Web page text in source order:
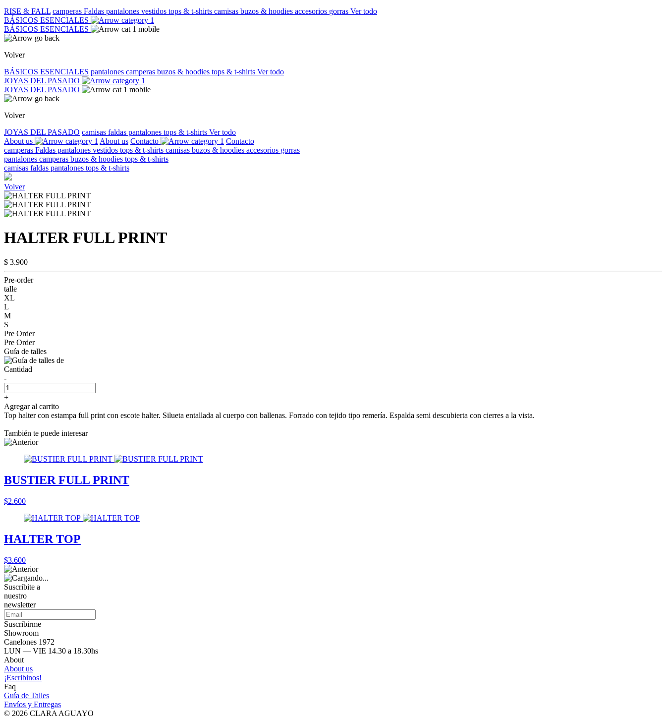
RISE & FALL camperas Faldas pantalones vestidos tops & t-shirts camisas buzos & hoodies accesorios gorras Ver todo
BÁSICOS ESENCIALES
BÁSICOS ESENCIALES
Volver
BÁSICOS ESENCIALES pantalones camperas buzos & hoodies tops & t-shirts Ver todo
JOYAS DEL PASADO
JOYAS DEL PASADO
Volver
JOYAS DEL PASADO camisas faldas pantalones tops & t-shirts Ver todo
About us
About us Contacto
Contacto
camperas Faldas pantalones vestidos tops & t-shirts camisas buzos & hoodies accesorios gorras
pantalones camperas buzos & hoodies tops & t-shirts
camisas faldas pantalones tops & t-shirts
Volver
HALTER FULL PRINT
$ 3.900
Pre-order
talle
XL
L
M
S
Pre Order
Pre Order
Guía de talles
Cantidad
-
+
Agregar al carrito
Top halter con estampa full print con escote halter. Silueta entallada al cuerpo con ballenas. Forrado con tejido tipo remería. Espalda semi descubierta con cierres a la vista.
También te puede interesar
BUSTIER FULL PRINT
$2.600
HALTER TOP
$3.600
Suscribite a
nuestro
newsletter
Suscribirme
Showroom
Canelones 1972
LUN — VIE 14.30 a 18.30hs
About
About us
¡Escribinos!
Faq
Guía de Talles
Envíos y Entregas
© 2026 CLARA AGUAYO